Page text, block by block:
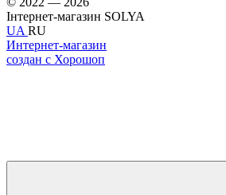
Інтернет-магазин SOLYA
UA RU
Интернет-магазин
создан с Хорошоп